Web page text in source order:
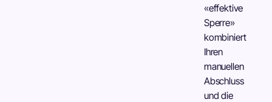
«effektive
Sperre»
kombiniert
Ihren
manuellen
Abschluss
und die